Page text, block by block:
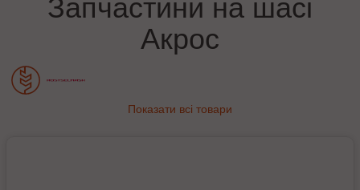
Акрос
Показати всі товари